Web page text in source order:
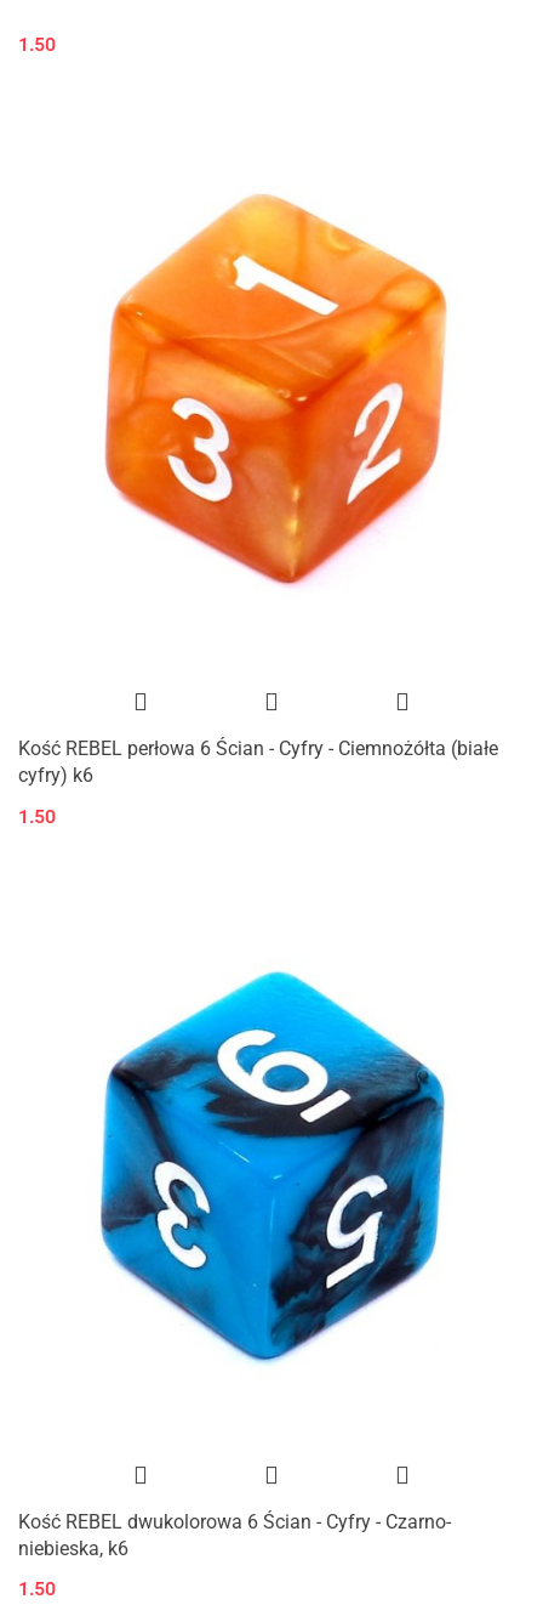
1.50
Kość REBEL perłowa 6 Ścian - Cyfry - Ciemnożółta (białe
cyfry) k6
1.50
Kość REBEL dwukolorowa 6 Ścian - Cyfry - Czarno-
niebieska, k6
1.50